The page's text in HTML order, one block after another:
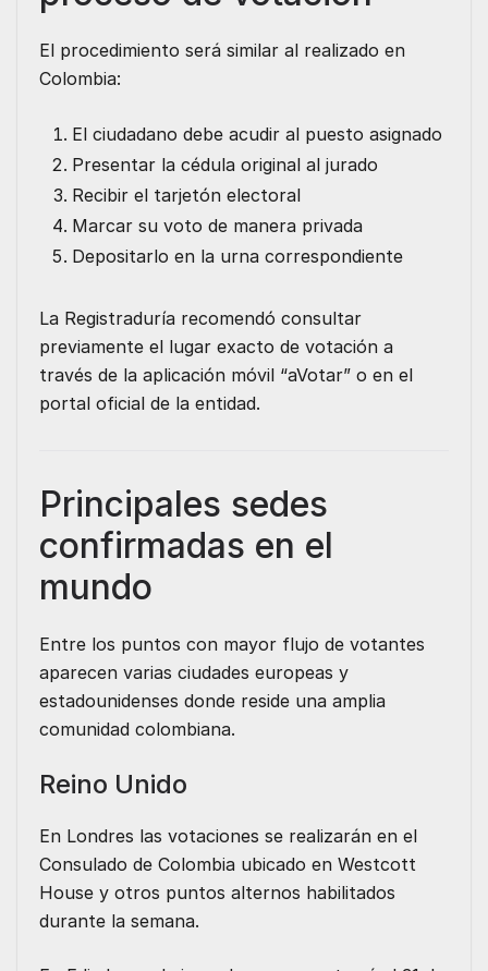
El procedimiento será similar al realizado en
Colombia:
El ciudadano debe acudir al puesto asignado
Presentar la cédula original al jurado
Recibir el tarjetón electoral
Marcar su voto de manera privada
Depositarlo en la urna correspondiente
La Registraduría recomendó consultar
previamente el lugar exacto de votación a
través de la aplicación móvil “aVotar” o en el
portal oficial de la entidad.
Principales sedes
confirmadas en el
mundo
Entre los puntos con mayor flujo de votantes
aparecen varias ciudades europeas y
estadounidenses donde reside una amplia
comunidad colombiana.
Reino Unido
En Londres las votaciones se realizarán en el
Consulado de Colombia ubicado en Westcott
House y otros puntos alternos habilitados
durante la semana.